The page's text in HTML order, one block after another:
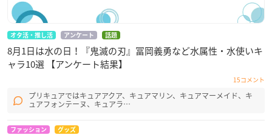
オタ活・推し活 アンケート 話題
8月1日は水の日！『鬼滅の刃』冨岡義勇など水属性・水使いキ
ャラ10選 【アンケート結果】
15コメント
プリキュアではキュアアクア、キュアマリン、キュアマーメイド、キ
ュアフォンテーヌ、キュアラ…
ファッション グッズ